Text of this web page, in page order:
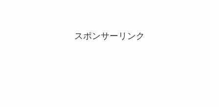
スポンサーリンク